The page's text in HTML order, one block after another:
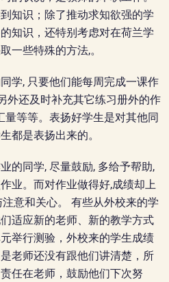
知识；除了推动求知欲强的学
知识，还特别考虑对在荷兰学
一些特殊的方法,。
, 只要他们能每周完成一课作
外还及时补充其它练习册外的作
量等等。表扬好学生是对其他同
都是表扬出来的。
同学, 尽量鼓励, 多给予帮助,
业。而对作业做得好,成绩却上
意和关心。 有些从外校来的学
适应新的老师、新的教学方式
举行测验，外校来的学生成绩
老师还没有跟他们讲清楚，所
任在老师，鼓励他们下次努